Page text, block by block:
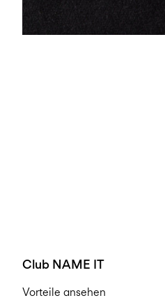
Club NAME IT
Vorteile ansehen